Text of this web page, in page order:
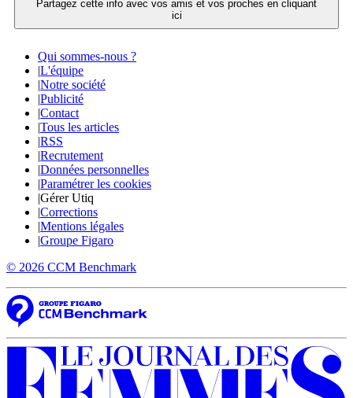
Partagez cette info avec vos amis et vos proches en cliquant
ici
Qui sommes-nous ?
|L'équipe
|Notre société
|Publicité
|Contact
|Tous les articles
|RSS
|Recrutement
|Données personnelles
|Paramétrer les cookies
|Gérer Utiq
|Corrections
|Mentions légales
|Groupe Figaro
© 2026 CCM Benchmark